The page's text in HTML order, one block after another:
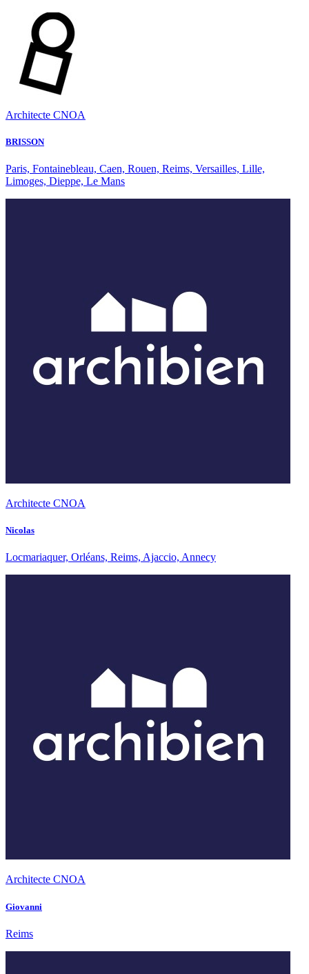
Architecte CNOA
BRISSON
Paris, Fontainebleau, Caen, Rouen, Reims, Versailles, Lille,
Limoges, Dieppe, Le Mans
Architecte CNOA
Nicolas
Locmariaquer, Orléans, Reims, Ajaccio, Annecy
Architecte CNOA
Giovanni
Reims